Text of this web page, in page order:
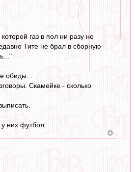
газ в пол ни разу не
Тите не брал в сборную
обиды...
Скамейке - сколько
них футбол.